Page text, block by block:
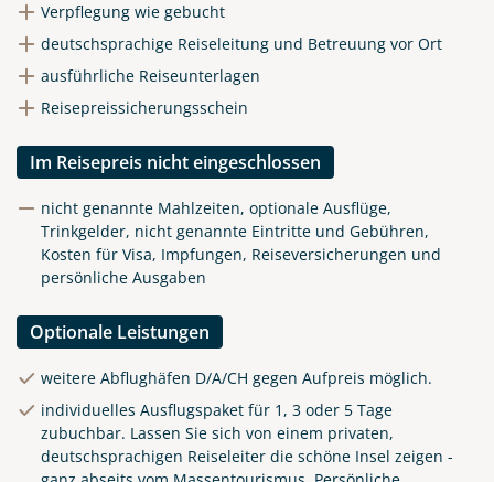
Verpflegung wie gebucht
deutschsprachige Reiseleitung und Betreuung vor Ort
ausführliche Reiseunterlagen
Reisepreissicherungsschein
Im Reisepreis nicht eingeschlossen
nicht genannte Mahlzeiten, optionale Ausflüge,
Trinkgelder, nicht genannte Eintritte und Gebühren,
Kosten für Visa, Impfungen, Reiseversicherungen und
persönliche Ausgaben
Optionale Leistungen
weitere Abflughäfen D/A/CH gegen Aufpreis möglich.
individuelles Ausflugspaket für 1, 3 oder 5 Tage
zubuchbar. Lassen Sie sich von einem privaten,
deutschsprachigen Reiseleiter die schöne Insel zeigen -